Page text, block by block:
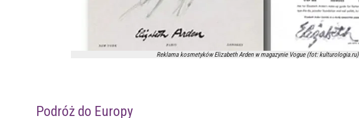
Reklama kosmetyków Elizabeth Arden w magazynie Vogue (fot: kulturologia.ru)
Podróż do Europy